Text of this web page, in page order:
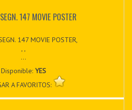
147 MOVIE POSTER
147 MOVIE POSTER,
, ,
...
Disponible:YES
A FAVORITOS: